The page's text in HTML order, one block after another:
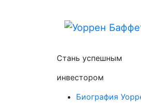
Стань успешным
инвестором
Биография